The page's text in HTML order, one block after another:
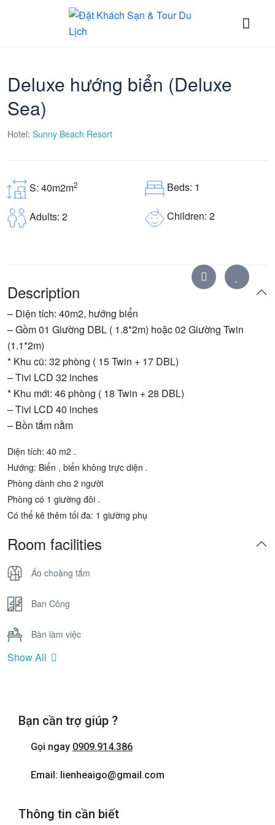
Deluxe hướng biển (Deluxe
Sea)
Hotel: Sunny Beach Resort
S: 40m2m2 Beds: 1
Adults: 2 Children: 2
Description
– Diện tích: 40m2, hướng biển
– Gồm 01 Giường DBL ( 1.8*2m) hoặc 02 Giường Twin
(1.1*2m)
* Khu cũ: 32 phòng ( 15 Twin + 17 DBL)
– Tivi LCD 32 inches
* Khu mới: 46 phòng ( 18 Twin + 28 DBL)
– Tivi LCD 40 inches
– Bồn tắm nằm
Diện tích: 40 m2 .
Hướng: Biển , biển không trực diện .
Phòng dành cho 2 người
Phòng có 1 giường đôi .
Có thể kê thêm tối đa: 1 giường phụ
Room facilities
Áo choàng tắm
Ban Công
Bàn làm việc
Bồn Tắm Nằm
Điện thoại
Phòng tắm đứng
Show All
Bạn cần trợ giúp ?
Gọi ngay 0909.914.386
Email: lienheaigo@gmail.com
Thông tin cần biết